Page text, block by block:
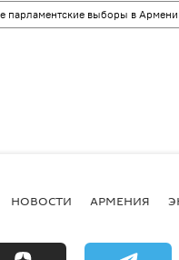
парламентские выборы в
НОВОСТИ АРМЕНИЯ